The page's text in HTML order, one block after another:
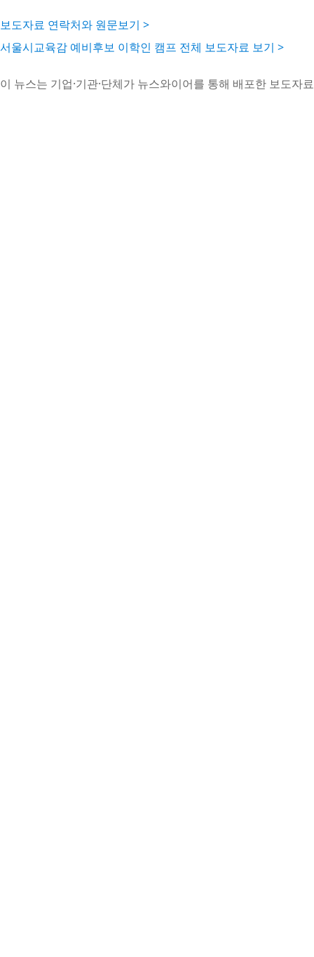
보도자료 연락처와 원문보기 >
서울시교육감 예비후보 이학인 캠프 전체 보도자료 보기 >
이 뉴스는 기업·기관·단체가 뉴스와이어를 통해 배포한 보도자